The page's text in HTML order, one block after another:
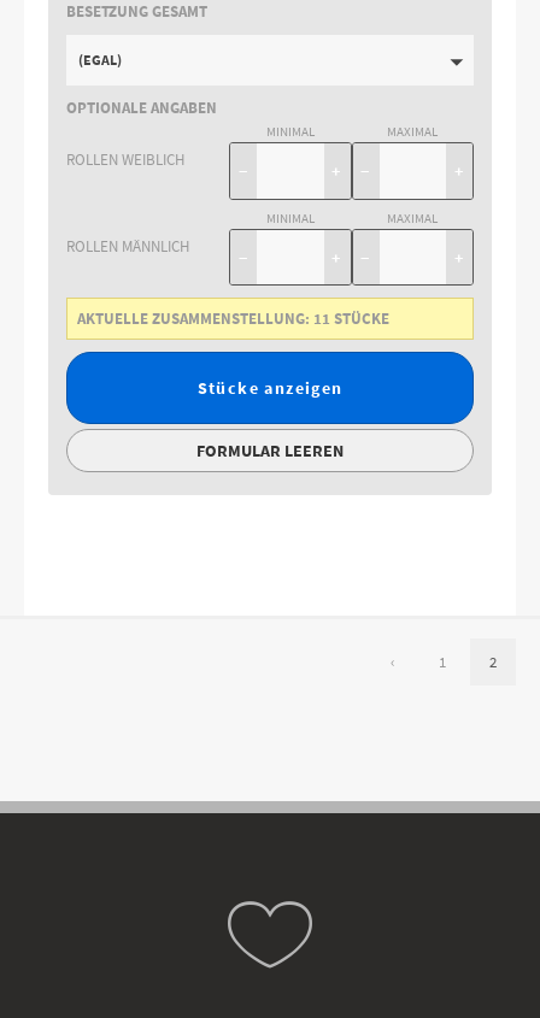
BESETZUNG GESAMT
(EGAL)
OPTIONALE ANGABEN
ROLLEN WEIBLICH
MINIMAL
− +
MAXIMAL
− +
ROLLEN MÄNNLICH
MINIMAL
− +
MAXIMAL
− +
AKTUELLE ZUSAMMENSTELLUNG: 11 STÜCKE
Stücke anzeigen
FORMULAR LEEREN
‹ 1 2